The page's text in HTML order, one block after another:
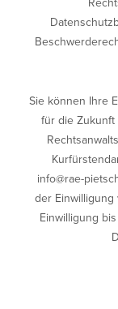
Sie können Ihre
für die Zukunft
info@rae-
der
Einwilligung